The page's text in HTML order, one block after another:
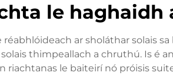
le haghaidh
ar sholáthar solais
thimpeallach a chruthú. Is é
le baiteirí nó próisis